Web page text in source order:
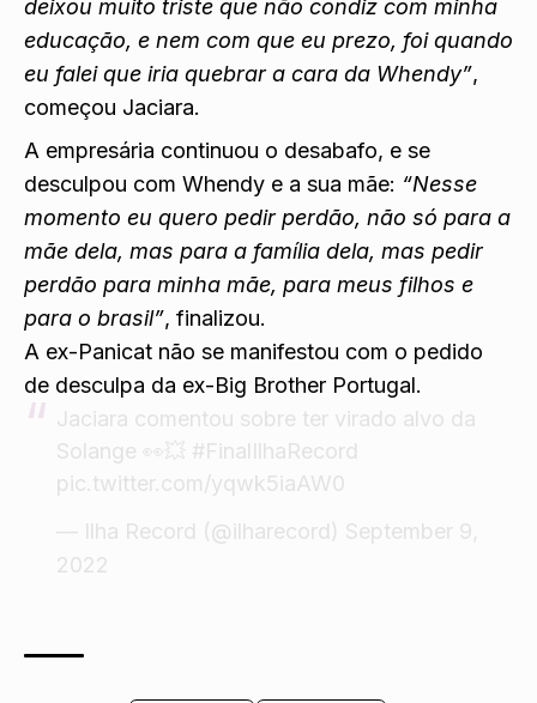
deixou muito triste que não condiz com minha
educação, e nem com que eu prezo, foi quando
eu falei que iria quebrar a cara da Whendy”,
começou Jaciara.
A empresária continuou o desabafo, e se
desculpou com Whendy e a sua mãe: “Nesse
momento eu quero pedir perdão, não só para a
mãe dela, mas para a família dela, mas pedir
perdão para minha mãe, para meus filhos e
para o brasil”, finalizou.
A ex-Panicat não se manifestou com o pedido
de desculpa da ex-Big Brother Portugal.
Jaciara comentou sobre ter virado alvo da
Solange 👀💥 #FinalIlhaRecord
pic.twitter.com/yqwk5iaAW0
— Ilha Record (@ilharecord) September 9,
2022